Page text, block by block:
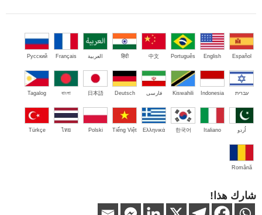
Español
English
Português
中文
हिंदी العربية Français
Русский
עברית Indonesia
Kiswahili فارسی Deutsch
日本語
বাংলা
Tagalog
اُردو Italiano
한국어
Ελληνικά
Tiếng Việt
Polski
ไทย
Türkçe
Română
شارك هذا!